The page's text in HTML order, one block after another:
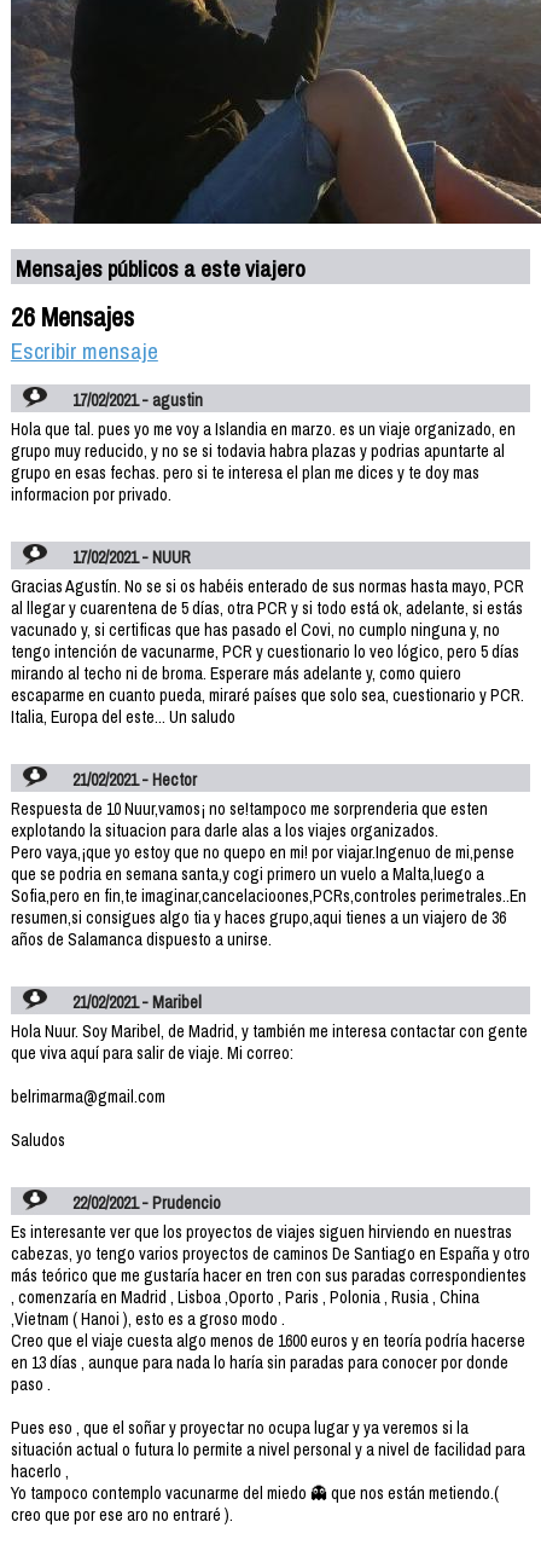
Mensajes públicos a este viajero
26 Mensajes
Escribir mensaje
17/02/2021 - agustin
Hola que tal. pues yo me voy a Islandia en marzo. es un viaje organizado, en
grupo muy reducido, y no se si todavia habra plazas y podrias apuntarte al
grupo en esas fechas. pero si te interesa el plan me dices y te doy mas
informacion por privado.
17/02/2021 - NUUR
Gracias Agustín. No se si os habéis enterado de sus normas hasta mayo, PCR
al llegar y cuarentena de 5 días, otra PCR y si todo está ok, adelante, si estás
vacunado y, si certificas que has pasado el Covi, no cumplo ninguna y, no
tengo intención de vacunarme, PCR y cuestionario lo veo lógico, pero 5 días
mirando al techo ni de broma. Esperare más adelante y, como quiero
escaparme en cuanto pueda, miraré países que solo sea, cuestionario y PCR.
Italia, Europa del este... Un saludo
21/02/2021 - Hector
Respuesta de 10 Nuur,vamos¡ no se!tampoco me sorprenderia que esten
explotando la situacion para darle alas a los viajes organizados.
Pero vaya,¡que yo estoy que no quepo en mi! por viajar.Ingenuo de mi,pense
que se podria en semana santa,y cogi primero un vuelo a Malta,luego a
Sofia,pero en fin,te imaginar,cancelacioones,PCRs,controles perimetrales..En
resumen,si consigues algo tia y haces grupo,aqui tienes a un viajero de 36
años de Salamanca dispuesto a unirse.
21/02/2021 - Maribel
Hola Nuur. Soy Maribel, de Madrid, y también me interesa contactar con gente
que viva aquí para salir de viaje. Mi correo:
belrimarma@gmail.com
Saludos
22/02/2021 - Prudencio
Es interesante ver que los proyectos de viajes siguen hirviendo en nuestras
cabezas, yo tengo varios proyectos de caminos De Santiago en España y otro
más teórico que me gustaría hacer en tren con sus paradas correspondientes
, comenzaría en Madrid , Lisboa ,Oporto , Paris , Polonia , Rusia , China
,Vietnam ( Hanoi ), esto es a groso modo .
Creo que el viaje cuesta algo menos de 1600 euros y en teoría podría hacerse
en 13 días , aunque para nada lo haría sin paradas para conocer por donde
paso .
Pues eso , que el soñar y proyectar no ocupa lugar y ya veremos si la
situación actual o futura lo permite a nivel personal y a nivel de facilidad para
hacerlo ,
Yo tampoco contemplo vacunarme del miedo 👻 que nos están metiendo.(
creo que por ese aro no entraré ).